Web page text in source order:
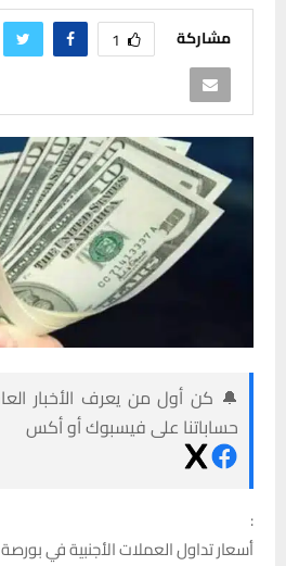
مشاركة 1
🔔 كن أول من يعرف الأخبار
حساباتنا على فيسبوك أو أكس
:
أسعار تداول العملات الأجنبية في